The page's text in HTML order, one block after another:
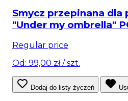
Smycz przepinana dla
"Under my ombrella"
Regular price
Od: 99,00 zł/ szt.
Dodaj do listy życzeń